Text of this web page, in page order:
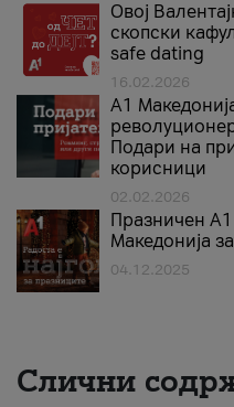
Овој
скопски
safe dating
16.02.2026
А1
Подари на
корисници
02.02.2026
Празничен
Македонија
04.12.2025
Слични